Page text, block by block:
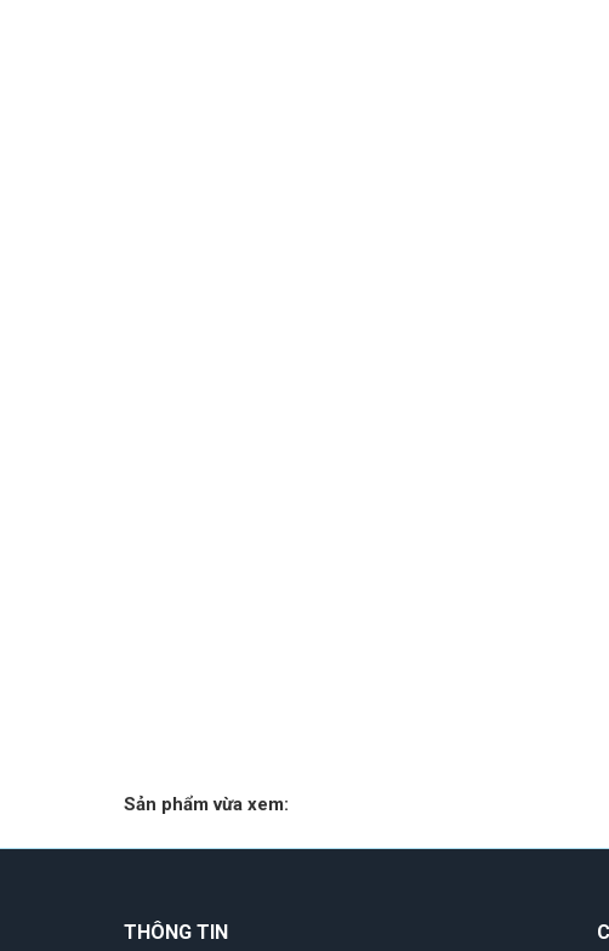
Sản phẩm vừa xem:
THÔNG TIN